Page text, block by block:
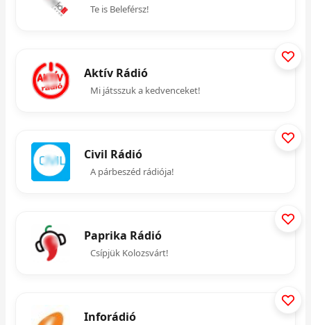
Te is Beleférsz!
Aktív Rádió
Mi játsszuk a kedvenceket!
Civil Rádió
A párbeszéd rádiója!
Paprika Rádió
Csípjük Kolozsvárt!
Inforádió